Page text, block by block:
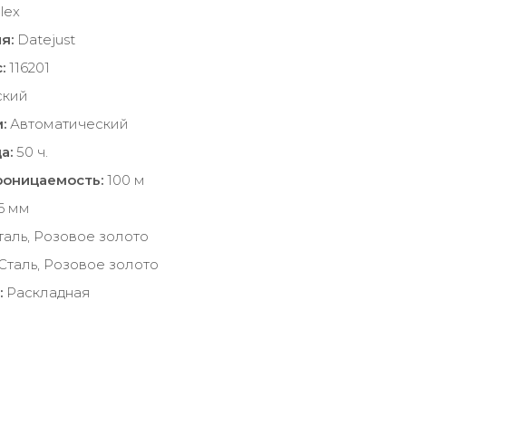
Datejust
116201
Автоматический
50 ч.
100 м
мм
Розовое золото
Розовое золото
Раскладная